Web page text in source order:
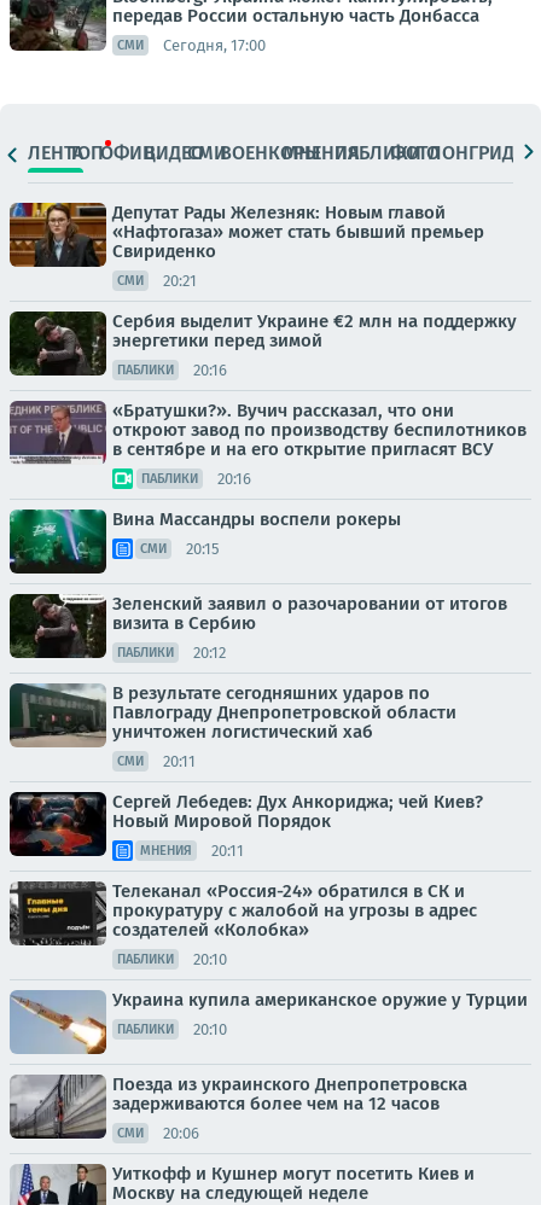
передав России остальную часть Донбасса
СМИ Сегодня, 17:00
ЛЕНТАТОПОФИЦ.ВИДЕОСМИВОЕНКОРЫМНЕНИЯПАБЛИКИ
ФОТОЛОНГРИДЫ
Депутат Рады Железняк: Новым главой
«Нафтогаза» может стать бывший премьер
Свириденко
СМИ 20:21
Сербия выделит Украине €2 млн на поддержку
энергетики перед зимой
ПАБЛИКИ 20:16
«Братушки?». Вучич рассказал, что они
откроют завод по производству беспилотников
в сентябре и на его открытие пригласят ВСУ
ПАБЛИКИ 20:16
Вина Массандры воспели рокеры
СМИ 20:15
Зеленский заявил о разочаровании от итогов
визита в Сербию
ПАБЛИКИ 20:12
В результате сегодняшних ударов по
Павлограду Днепропетровской области
уничтожен логистический хаб
СМИ 20:11
Сергей Лебедев: Дух Анкориджа; чей Киев?
Новый Мировой Порядок
МНЕНИЯ 20:11
Телеканал «Россия-24» обратился в СК и
прокуратуру с жалобой на угрозы в адрес
создателей «Колобка»
ПАБЛИКИ 20:10
Украина купила американское оружие у Турции
ПАБЛИКИ 20:10
Поезда из украинского Днепропетровска
задерживаются более чем на 12 часов
СМИ 20:06
Уиткофф и Кушнер могут посетить Киев и
Москву на следующей неделе